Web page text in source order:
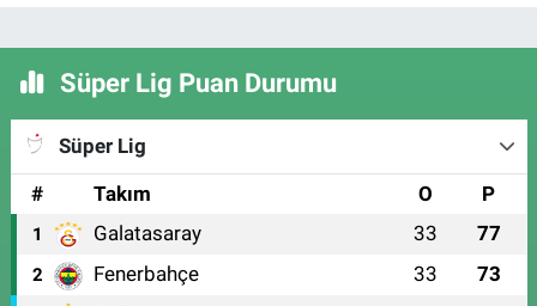
Süper Lig Puan Durumu
Süper Lig
#
Takım O P
1 Galatasaray 33 77
2 Fenerbahçe 33 73